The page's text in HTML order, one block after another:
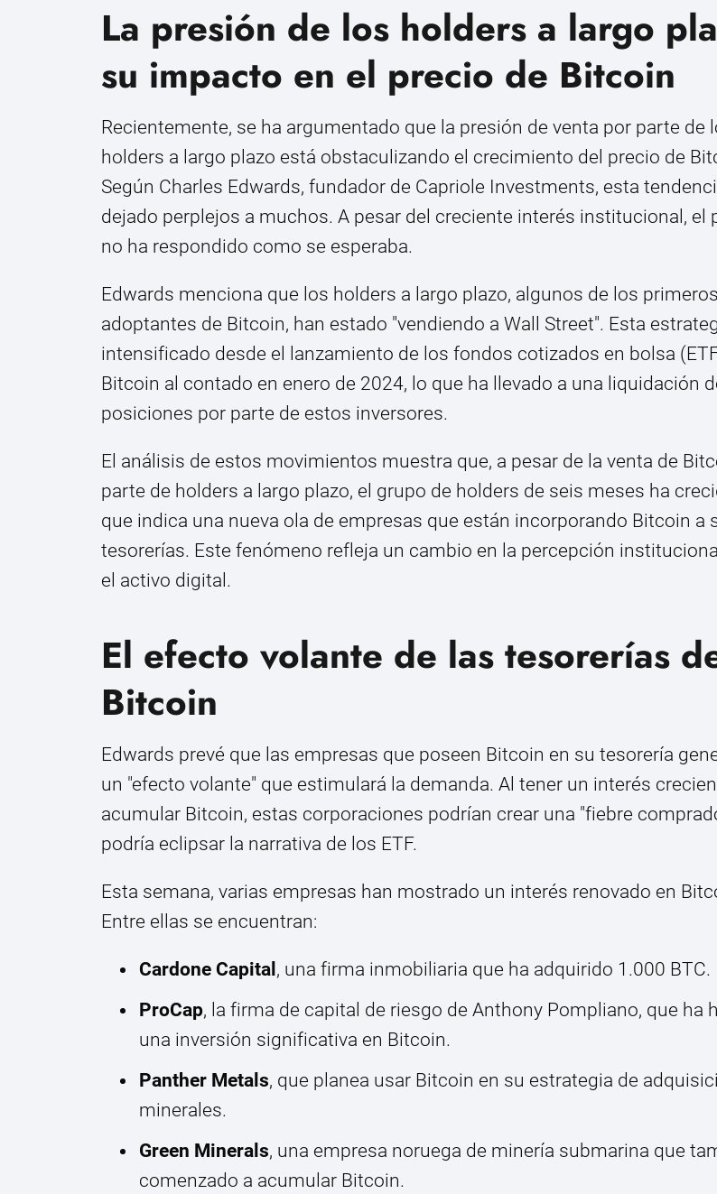
La presión de los holders a largo
su impacto en el precio de Bitcoin
Recientemente, se ha argumentado que la presión de venta por parte de
holders a largo plazo está obstaculizando el crecimiento del precio de
Según Charles Edwards, fundador de Capriole Investments, esta
dejado perplejos a muchos. A pesar del creciente interés institucional, el
no ha respondido como se esperaba.
Edwards menciona que los holders a largo plazo, algunos de los primeros
adoptantes de Bitcoin, han estado "vendiendo a Wall Street". Esta
intensificado desde el lanzamiento de los fondos cotizados en bolsa
Bitcoin al contado en enero de 2024, lo que ha llevado a una liquidación
posiciones por parte de estos inversores.
El análisis de estos movimientos muestra que, a pesar de la venta de
parte de holders a largo plazo, el grupo de holders de seis meses ha
que indica una nueva ola de empresas que están incorporando Bitcoin a
tesorerías. Este fenómeno refleja un cambio en la percepción
el activo digital.
El efecto volante de las tesorerías
Bitcoin
Edwards prevé que las empresas que poseen Bitcoin en su tesorería
un "efecto volante" que estimulará la demanda. Al tener un interés
acumular Bitcoin, estas corporaciones podrían crear una "fiebre
podría eclipsar la narrativa de los ETF.
Esta semana, varias empresas han mostrado un interés renovado en
Entre ellas se encuentran:
Cardone Capital , una firma inmobiliaria que ha adquirido 1.000 BTC.
ProCap, la firma de capital de riesgo de Anthony Pompliano, que ha
una inversión significativa en Bitcoin.
Panther Metals, que planea usar Bitcoin en su estrategia de
minerales.
Green Minerals, una empresa noruega de minería submarina que
comenzado a acumular Bitcoin.